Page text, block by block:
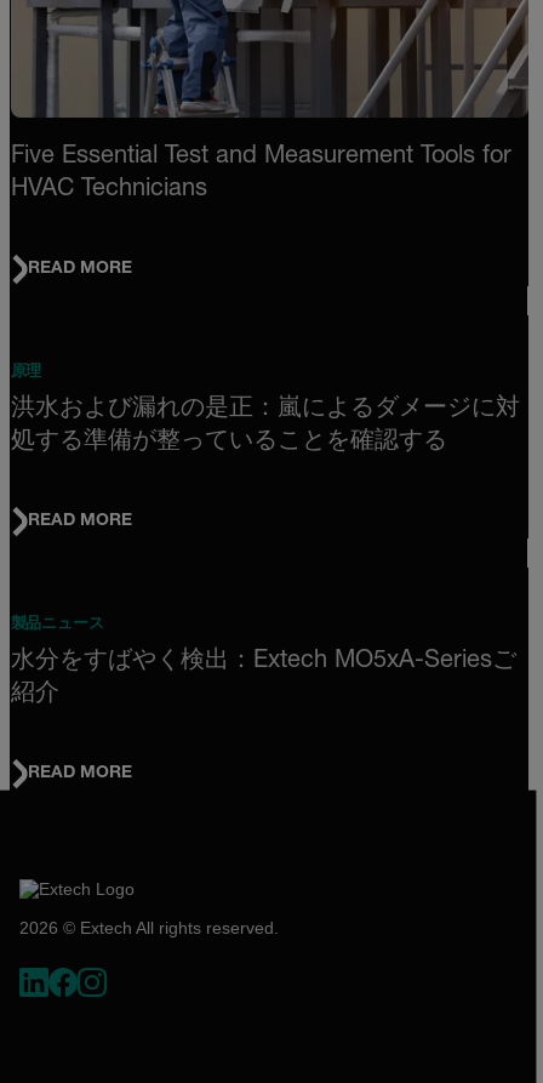
Five Essential Test and Measurement Tools for
HVAC Technicians
READ MORE
原理
洪水および漏れの是正：嵐によるダメージに対
処する準備が整っていることを確認する
READ MORE
製品ニュース
水分をすばやく検出：Extech MO5xA-Seriesご
紹介
READ MORE
2026 © Extech All rights reserved.